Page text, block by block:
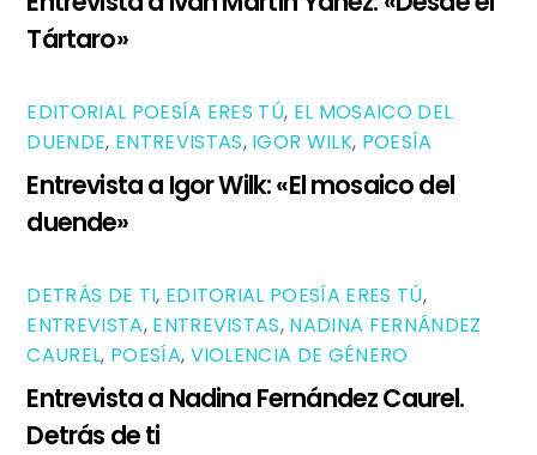
Tártaro»
EDITORIAL POESÍA ERES TÚ, EL MOSAICO DEL
DUENDE, ENTREVISTAS, IGOR WILK, POESÍA
Entrevista a Igor Wilk: «El mosaico del
duende»
DETRÁS DE TI, EDITORIAL POESÍA ERES TÚ,
ENTREVISTA, ENTREVISTAS, NADINA FERNÁNDEZ
CAUREL, POESÍA, VIOLENCIA DE GÉNERO
Entrevista a Nadina Fernández Caurel.
Detrás de ti